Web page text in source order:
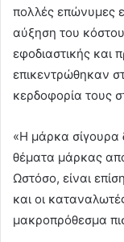
πολλές επώνυμες
αύξηση του
εφοδιαστικής και
επικεντρώθηκαν
κερδοφορία τους
«Η μάρκα σίγουρα
θέματα μάρκας
Ωστόσο, είναι
και οι
μακροπρόθεσμα